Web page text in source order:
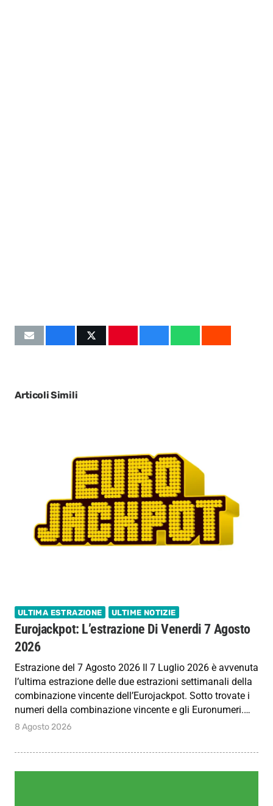
Articoli Simili
ULTIMA ESTRAZIONE ULTIME NOTIZIE
Eurojackpot: L’estrazione Di Venerdi 7 Agosto
2026
Estrazione del 7 Agosto 2026 Il 7 Luglio 2026 è avvenuta
l’ultima estrazione delle due estrazioni settimanali della
combinazione vincente dell’Eurojackpot. Sotto trovate i
numeri della combinazione vincente e gli Euronumeri.…
8 Agosto 2026